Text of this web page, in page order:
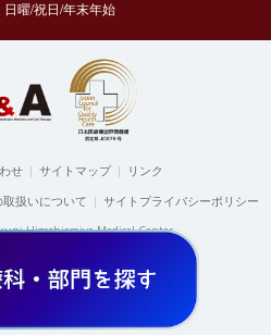
日曜/祝日/年末年始
せ | サイトマップ| リンク
扱いについて | サイトプライバシーポリシー
Higashiomiya Medical Center.